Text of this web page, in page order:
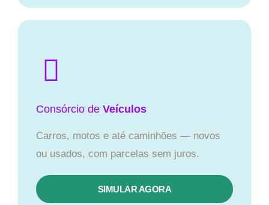
Consórcio de Veículos
Carros, motos e até caminhões — novos
ou usados, com parcelas sem juros.
SIMULAR AGORA